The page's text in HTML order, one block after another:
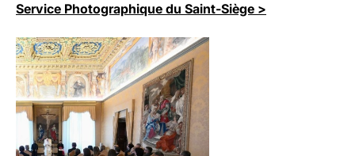
Service Photographique du Saint-Siège >